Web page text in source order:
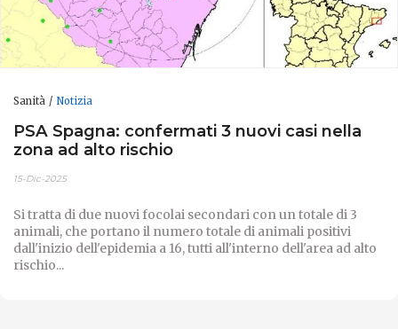
Sanità Notizia
PSA Spagna: confermati 3 nuovi casi nella
zona ad alto rischio
15-Dic-2025
Si tratta di due nuovi focolai secondari con un totale di 3
animali, che portano il numero totale di animali positivi
dall'inizio dell'epidemia a 16, tutti all'interno dell'area ad alto
rischio...